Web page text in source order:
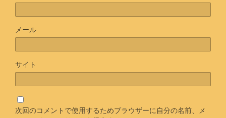
メール
サイト
次回のコメントで使用するためブラウザーに自分の名前、メ